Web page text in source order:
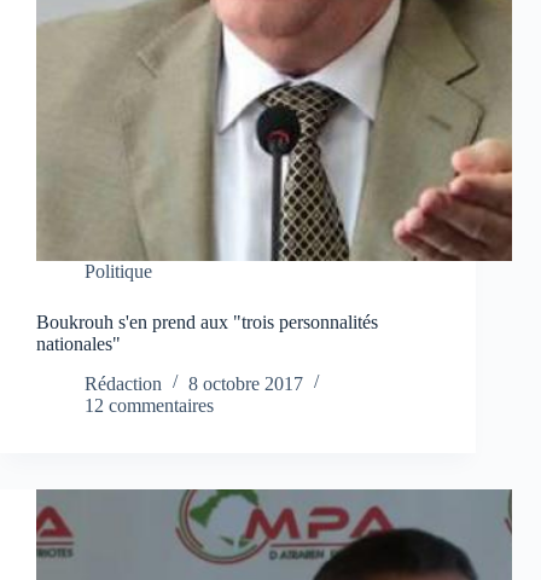
Politique
Boukrouh s'en prend aux "trois personnalités
nationales"
Rédaction
8 octobre 2017
12 commentaires